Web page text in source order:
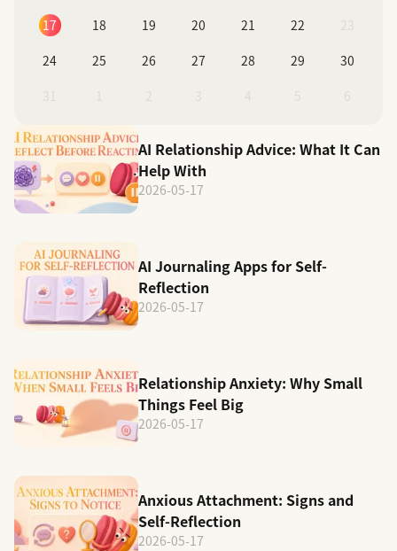
AI Relationship Advice: What It Can
Help With
2026-05-17
AI Journaling Apps for Self-
Reflection
2026-05-17
Relationship Anxiety: Why Small
Things Feel Big
2026-05-17
Anxious Attachment: Signs and
Self-Reflection
2026-05-17
17
18 19 20 21 22
24
25 26 27 28 29
30